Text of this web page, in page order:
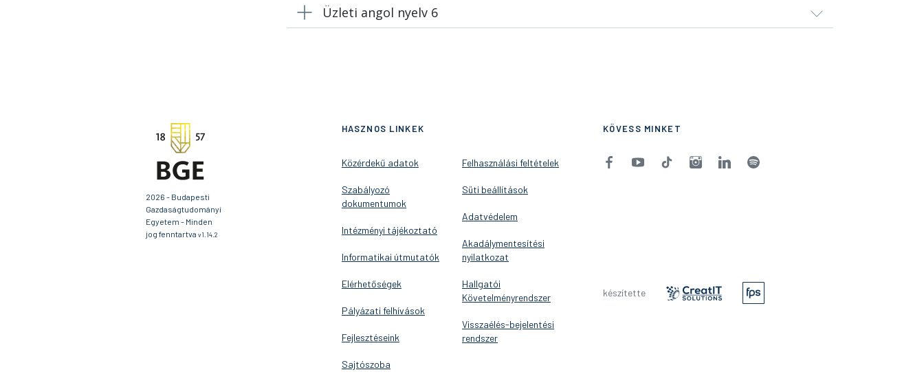
Üzleti angol nyelv 6
2026 - Budapesti
Gazdaságtudományi
Egyetem - Minden
jog fenntartva v1.14.2
HASZNOS LINKEK
Közérdekű adatok
Szabályozó
dokumentumok
Intézményi tájékoztató
Informatikai útmutatók
Elérhetőségek
Pályázati felhívások
Fejlesztéseink
Sajtószoba
Felhasználási feltételek
Süti beállítások
Adatvédelem
Akadálymentesítési
nyilatkozat
Hallgatói
Követelményrendszer
Visszaélés-bejelentési
rendszer
KÖVESS MINKET
készítette